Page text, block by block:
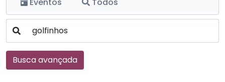
Busca avançada